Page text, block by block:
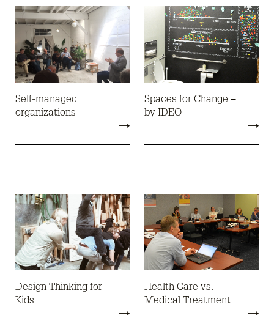
Self-managed
organizations
Spaces for Change –
by IDEO
Design Thinking for
Kids
Health Care vs.
Medical Treatment